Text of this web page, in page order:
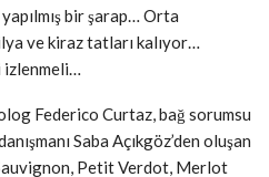
bir şarap… Orta
ve kiraz tatları kalıyor…
izlenmeli…
Federico Curtaz, bağ sorumsu
Saba Açıkgöz’den oluşan
Petit Verdot, Merlot